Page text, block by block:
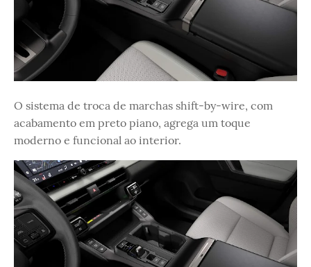
O sistema de troca de marchas shift-by-wire, com
acabamento em preto piano, agrega um toque
moderno e funcional ao interior.